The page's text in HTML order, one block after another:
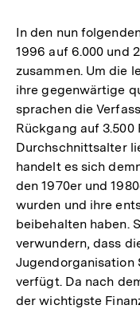
In den nun
1996 auf 6.000 und
zusammen. Um die
ihre gegenwärtige
sprachen die
Rückgang auf 3.500
Durchschnittsalter
handelt es sich
den 1970er und
wurden und ihre
beibehalten haben.
verwundern, dass
Jugendorganisation
verfügt. Da nach
der wichtigste